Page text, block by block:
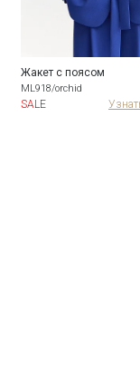
Жакет с поясом
ML918/orchid
SALE